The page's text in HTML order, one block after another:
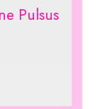
Pulsus